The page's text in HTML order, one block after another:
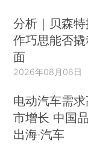
分析｜贝森
作巧思能否
面
2026年08月06日
电动汽车需
市增长 中国
出海·汽车